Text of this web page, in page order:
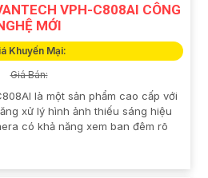
VPH-C808AI CÔNG
MỚI
Khuyến Mại:
Giá Bán:
là một sản phẩm cao cấp với
xử lý hình ảnh thiếu sáng hiệu
có khả năng xem ban đêm rõ